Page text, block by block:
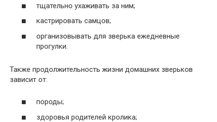
тщательно ухаживать за ним;
кастрировать самцов;
организовывать для зверька ежедневные
прогулки.
Также продолжительность жизни домашних зверьков
зависит от:
породы;
здоровья родителей кролика;